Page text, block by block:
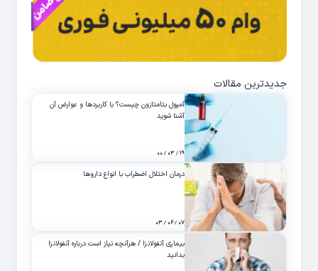
جدیدترین مقالات
آمپول بتامتازون چیست؟ با کاربردها و عوارض آن
آشنا شوید
۱۹ / ۰۳ / ۰۰
درمان اختلال اضطراب با انواع داروها
۰۷ / ۰۶ / ۰۳
بیماری آنفولانزا / هرآنچه نیاز است درباره آنفولانزا
بدانید